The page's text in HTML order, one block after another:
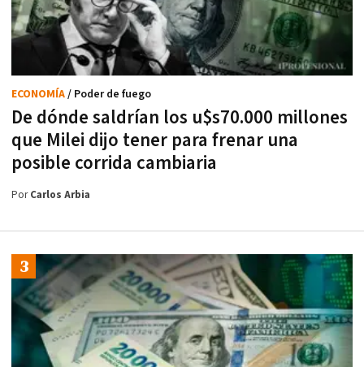
De dónde saldrían los u$s70.000 millones
que Milei dijo tener para frenar una
posible corrida cambiaria
ECONOMÍA/ Poder de fuego
PorCarlos Arbia